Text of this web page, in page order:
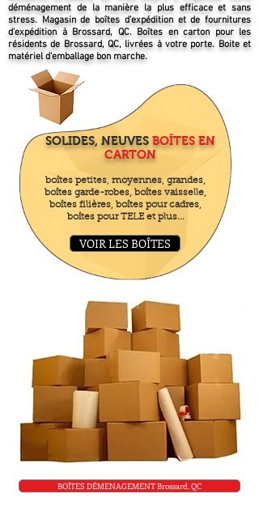
déménagement de la manière la plus efficace et sans
stress. Magasin de boîtes d'expédition et de fournitures
d'expédition à Brossard, QC. Boîtes en carton pour les
résidents de Brossard, QC, livrées à votre porte. Boite et
matériel d'emballage bon marche.
SOLIDES, NEUVES BOÎTES EN
CARTON
boîtes petites, moyennes, grandes,
boîtes garde-robes, boîtes vaisselle,
boîtes filières, boîtes pour cadres,
boîtes pour TELE et plus...
VOIR LES BOÎTES
BOÎTES DÉMENAGEMENT Brossard, QC